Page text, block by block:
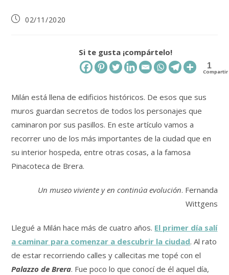
Publicación
02/11/2020
Si te gusta ¡compártelo!
1
Compartir
Milán está llena de edificios históricos. De esos que sus
muros guardan secretos de todos los personajes que
caminaron por sus pasillos. En este artículo vamos a
recorrer uno de los más importantes de la ciudad que en
su interior hospeda, entre otras cosas, a la famosa
Pinacoteca de Brera.
Un museo viviente y en continúa evolución. Fernanda
Wittgens
Llegué a Milán hace más de cuatro años. El primer día salí
a caminar para comenzar a descubrir la ciudad. Al rato
de estar recorriendo calles y callecitas me topé con el
Palazzo de Brera. Fue poco lo que conocí de él aquel día,